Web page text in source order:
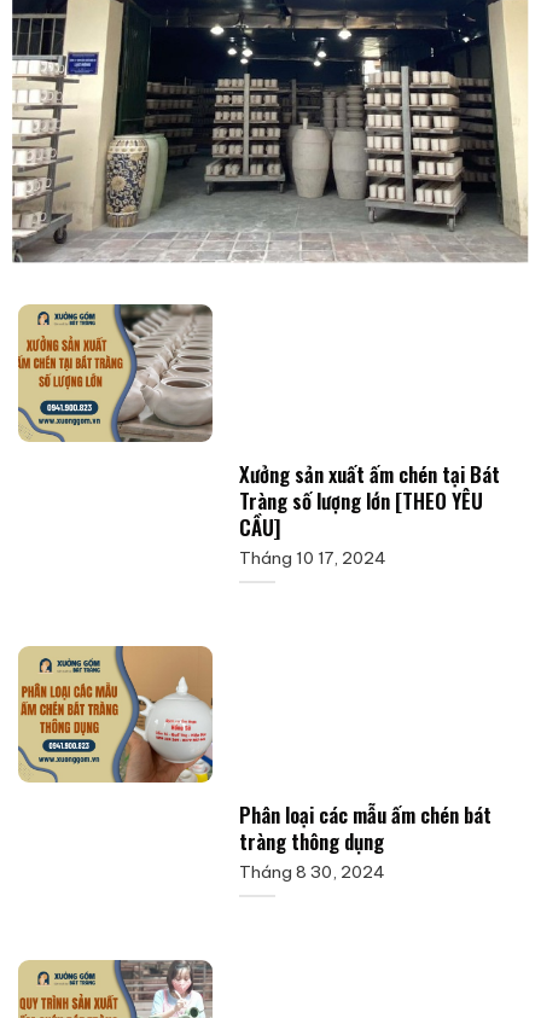
Xưởng sản xuất ấm chén tại Bát
Tràng số lượng lớn [THEO YÊU
CẦU]
Tháng 10 17, 2024
Phân loại các mẫu ấm chén bát
tràng thông dụng
Tháng 8 30, 2024